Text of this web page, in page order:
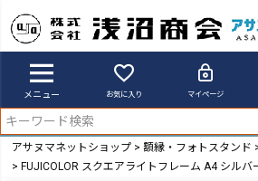
メニュー お気に入り マイページ
アサヌマネットショップ 額縁・フォトスタンド
FUJICOLOR スクエアライトフレーム A4 シルバ